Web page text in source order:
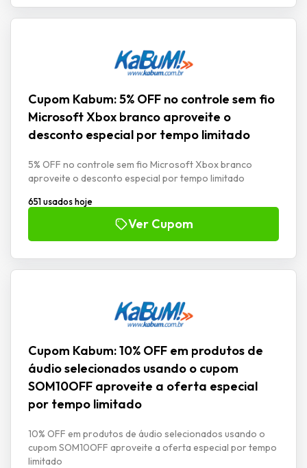
Cupom Kabum: 5% OFF no controle sem fio
Microsoft Xbox branco aproveite o
desconto especial por tempo limitado
5% OFF no controle sem fio Microsoft Xbox branco
aproveite o desconto especial por tempo limitado
651 usados hoje
Ver Cupom
Cupom Kabum: 10% OFF em produtos de
áudio selecionados usando o cupom
SOM10OFF aproveite a oferta especial
por tempo limitado
10% OFF em produtos de áudio selecionados usando o
cupom SOM10OFF aproveite a oferta especial por tempo
limitado